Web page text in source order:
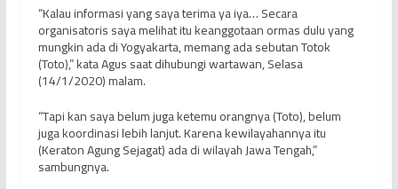
“Kalau informasi yang saya terima ya iya… Secara
organisatoris saya melihat itu keanggotaan ormas dulu yang
mungkin ada di Yogyakarta, memang ada sebutan Totok
(Toto),” kata Agus saat dihubungi wartawan, Selasa
(14/1/2020) malam.
“Tapi kan saya belum juga ketemu orangnya (Toto), belum
juga koordinasi lebih lanjut. Karena kewilayahannya itu
(Keraton Agung Sejagat) ada di wilayah Jawa Tengah,”
sambungnya.